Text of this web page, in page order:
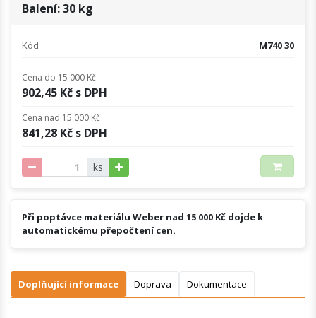
Balení: 30 kg
Kód M740 30
Cena do 15 000 Kč
902,45 Kč s DPH
Cena nad 15 000 Kč
841,28 Kč s DPH
ks
Při poptávce materiálu Weber nad 15 000 Kč dojde k
automatickému přepočtení cen.
Doplňující informace Doprava Dokumentace